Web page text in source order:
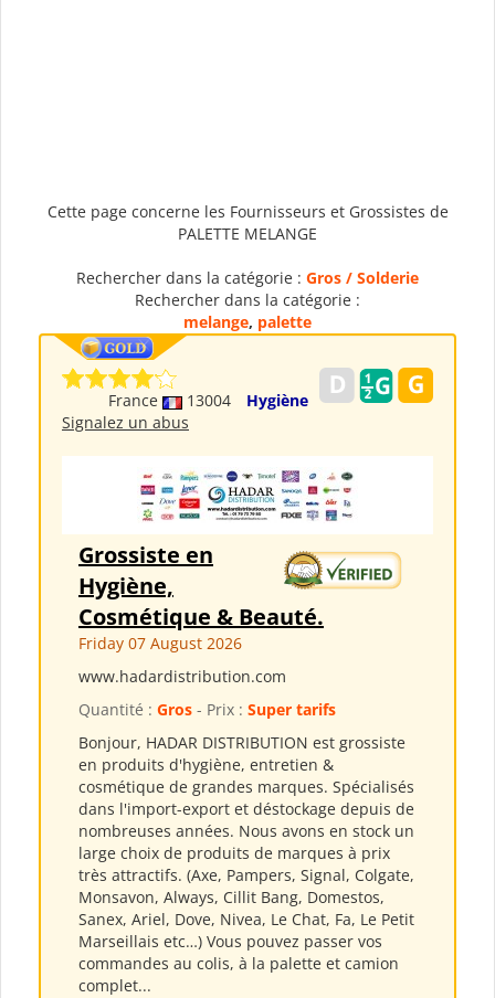
Cette page concerne les Fournisseurs et Grossistes de
PALETTE MELANGE
Rechercher dans la catégorie : Gros / Solderie
Rechercher dans la catégorie :
melange, palette
France 13004
Hygiène
Signalez un abus
Grossiste en
Hygiène,
Cosmétique & Beauté.
Friday 07 August 2026
www.hadardistribution.com
Quantité : Gros - Prix : Super tarifs
Bonjour, HADAR DISTRIBUTION est grossiste
en produits d'hygiène, entretien &
cosmétique de grandes marques. Spécialisés
dans l'import-export et déstockage depuis de
nombreuses années. Nous avons en stock un
large choix de produits de marques à prix
très attractifs. (Axe, Pampers, Signal, Colgate,
Monsavon, Always, Cillit Bang, Domestos,
Sanex, Ariel, Dove, Nivea, Le Chat, Fa, Le Petit
Marseillais etc…) Vous pouvez passer vos
commandes au colis, à la palette et camion
complet...